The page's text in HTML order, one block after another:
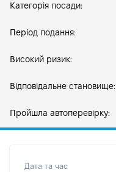
Категорія посади:
Період подання:
Високий ризик:
Відповідальне становище:
Пройшла автоперевірку:
Дата та час